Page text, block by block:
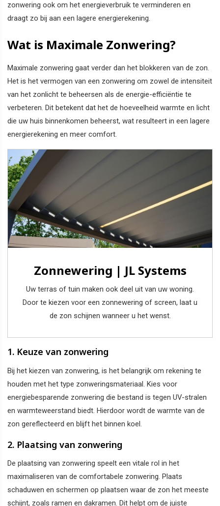
zonwering ook om het energieverbruik te verminderen en
draagt zo bij aan een lagere energierekening.
Wat is Maximale Zonwering?
Maximale zonwering gaat verder dan het blokkeren van de zon.
Het is het vermogen van een zonwering om zowel de intensiteit
van het zonlicht te beheersen als de energie-efficiëntie te
verbeteren. Dit betekent dat het de hoeveelheid warmte en licht
die uw huis binnenkomen beheerst, wat resulteert in een lagere
energierekening en meer comfort.
Zonnewering | JL Systems
Uw terras of tuin maken ook deel uit van uw woning.
Door te kiezen voor een zonnewering of screen, laat u
de zon schijnen wanneer u het wenst.
1. Keuze van zonwering
Bij het kiezen van zonwering, is het belangrijk om rekening te
houden met het type zonweringsmateriaal. Kies voor
energiebesparende zonwering die bestand is tegen UV-stralen
en warmteweerstand biedt. Hierdoor wordt de warmte van de
zon gereflecteerd en blijft het binnen koel.
2. Plaatsing van zonwering
De plaatsing van zonwering speelt een vitale rol in het
maximaliseren van de comfortabele zonwering. Plaats
schaduwen en schermen op plaatsen waar de zon het meeste
schijnt, zoals ramen en dakramen. Dit helpt om de juiste